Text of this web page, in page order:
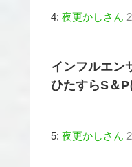
4: 夜更かしさん
インフルエン
ひたすらS＆
5: 夜更かしさん